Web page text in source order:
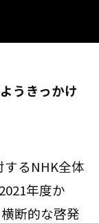
うきっかけ
するNHK全体
年度か
断的な啓発